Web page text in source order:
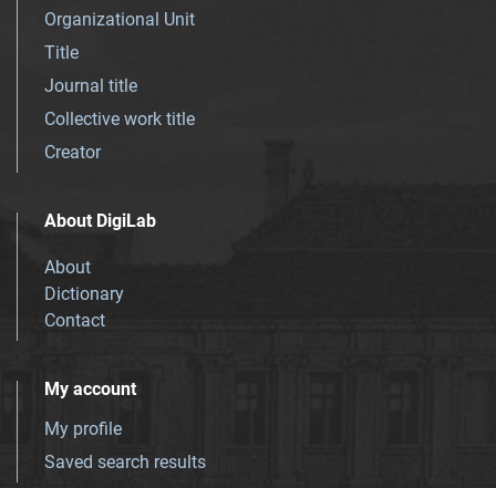
Organizational Unit
Title
Journal title
Collective work title
Creator
About DigiLab
About
Dictionary
Contact
My account
My profile
Saved search results